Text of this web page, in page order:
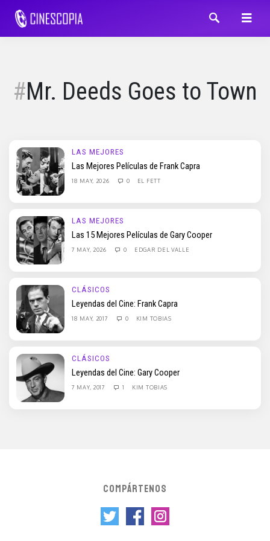
Mr. Deeds Goes to Town
LAS MEJORES
Las Mejores Películas de Frank Capra
18 MAY, 2026 0 EL FETT
LAS MEJORES
Las 15 Mejores Películas de Gary Cooper
7 MAY, 2026 0 EDGAR DEL VALLE
CLÁSICOS
Leyendas del Cine: Frank Capra
18 MAY, 2017 0 KIM TOBIAS
CLÁSICOS
Leyendas del Cine: Gary Cooper
7 MAY, 2017 1 KIM TOBIAS
COMPÁRTENOS